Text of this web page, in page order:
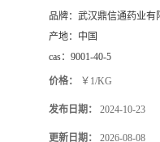
品牌： 武汉鼎信通药业有
产地： 中国
cas： 9001-40-5
价格： ￥1/KG
发布日期： 2024-10-23
更新日期： 2026-08-08